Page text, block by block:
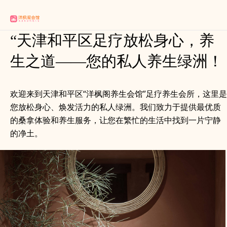
“天津和平区足疗放松身心，养
生之道——您的私人养生绿洲！
欢迎来到天津和平区“洋枫阁养生会馆”足疗养生会所，这里是
您放松身心、焕发活力的私人绿洲。我们致力于提供最优质
的桑拿体验和养生服务，让您在繁忙的生活中找到一片宁静
的净土。